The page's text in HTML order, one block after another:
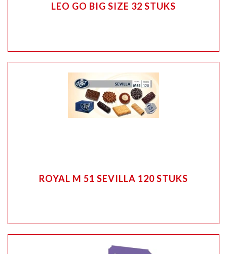
LEO GO BIG SIZE 32 STUKS
ROYAL M 51 SEVILLA 120 STUKS